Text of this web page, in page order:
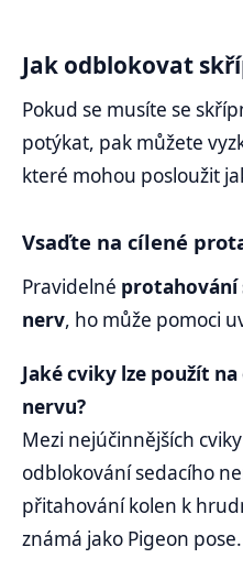
Jak odblokovat
Pokud se musíte se
potýkat, pak můžete
které mohou posloužit
Vsaďte na cílené
Pravidelné protahování
nerv, ho může pomoci
Jaké cviky lze použít
nervu?
Mezi nejúčinnějších
odblokování sedacího
přitahování kolen k
známá jako Pigeon pose.